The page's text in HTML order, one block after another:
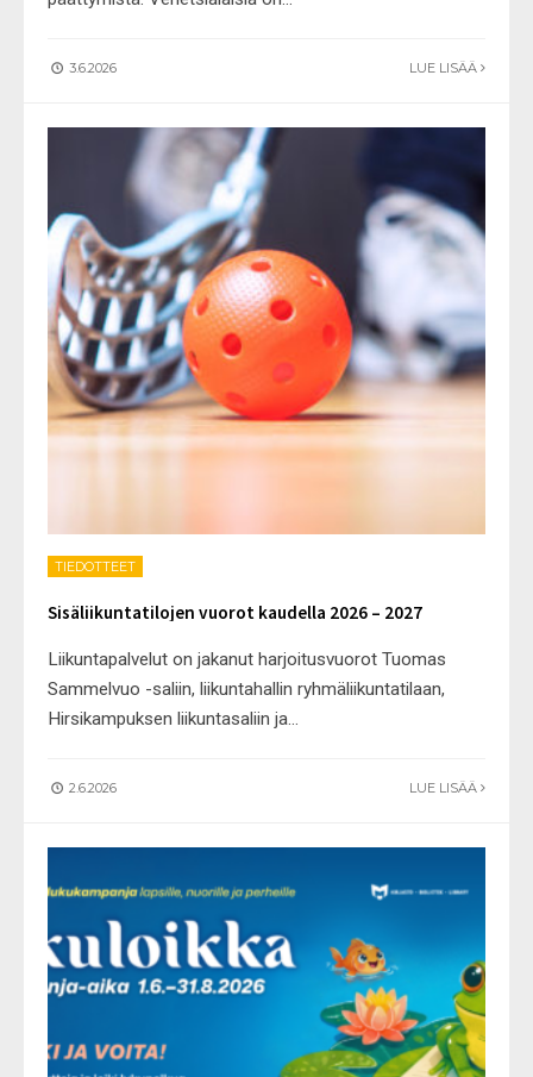
3.6.2026 LUE LISÄÄ
TIEDOTTEET
Sisäliikuntatilojen vuorot kaudella 2026 – 2027
Liikuntapalvelut on jakanut harjoitusvuorot Tuomas
Sammelvuo -saliin, liikuntahallin ryhmäliikuntatilaan,
Hirsikampuksen liikuntasaliin ja...
2.6.2026 LUE LISÄÄ